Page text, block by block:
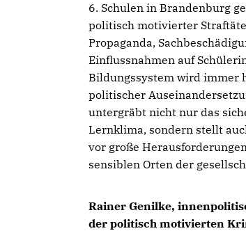
6. Schulen in Brandenburg
politisch motivierter
Propaganda,
Einflussnahmen auf
Bildungssystem wird immer
politischer
untergräbt nicht nur das
Lernklima, sondern stellt
vor große
sensiblen Orten der
Rainer Genilke,
der politisch motivierten